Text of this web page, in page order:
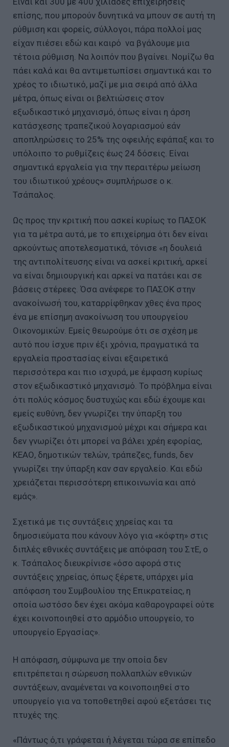
επίσης, που μπορούν δυνητικά να μπουν σε αυτή τη
ρύθμιση και φορείς, σύλλογοι, πάρα πολλοί μας
είχαν πιέσει εδώ και καιρό να βγάλουμε μια
τέτοια ρύθμιση. Να λοιπόν που βγαίνει. Νομίζω θα
πάει καλά και θα αντιμετωπίσει σημαντικά και το
χρέος το ιδιωτικό, μαζί με μια σειρά από άλλα
μέτρα, όπως είναι οι βελτιώσεις στον
εξωδικαστικό μηχανισμό, όπως είναι η άρση
κατάσχεσης τραπεζικού λογαριασμού εάν
αποπληρώσεις το 25% της οφειλής εφάπαξ και το
υπόλοιπο το ρυθμίζεις έως 24 δόσεις. Είναι
σημαντικά εργαλεία για την περαιτέρω μείωση
του ιδιωτικού χρέους» συμπλήρωσε ο κ.
Τσάπαλος.
Ως προς την κριτική που ασκεί κυρίως το ΠΑΣΟΚ
για τα μέτρα αυτά, με το επιχείρημα ότι δεν είναι
αρκούντως αποτελεσματικά, τόνισε «η δουλειά
της αντιπολίτευσης είναι να ασκεί κριτική, αρκεί
να είναι δημιουργική και αρκεί να πατάει και σε
βάσεις στέρεες. Όσα ανέφερε το ΠΑΣΟΚ στην
ανακοίνωσή του, καταρρίφθηκαν χθες ένα προς
ένα με επίσημη ανακοίνωση του υπουργείου
Οικονομικών. Εμείς θεωρούμε ότι σε σχέση με
αυτό που ίσχυε πριν έξι χρόνια, πραγματικά τα
εργαλεία προστασίας είναι εξαιρετικά
περισσότερα και πιο ισχυρά, με έμφαση κυρίως
στον εξωδικαστικό μηχανισμό. Το πρόβλημα είναι
ότι πολύς κόσμος δυστυχώς και εδώ έχουμε και
εμείς ευθύνη, δεν γνωρίζει την ύπαρξη του
εξωδικαστικού μηχανισμού μέχρι και σήμερα και
δεν γνωρίζει ότι μπορεί να βάλει χρέη εφορίας,
ΚΕΑΟ, δημοτικών τελών, τράπεζες, funds, δεν
γνωρίζει την ύπαρξη καν σαν εργαλείο. Και εδώ
χρειάζεται περισσότερη επικοινωνία και από
εμάς».
Σχετικά με τις συντάξεις χηρείας και τα
δημοσιεύματα που κάνουν λόγο για «κόφτη» στις
διπλές εθνικές συντάξεις με απόφαση του ΣτΕ, ο
κ. Τσάπαλος διευκρίνισε «όσο αφορά στις
συντάξεις χηρείας, όπως ξέρετε, υπάρχει μία
απόφαση του Συμβουλίου της Επικρατείας, η
οποία ωστόσο δεν έχει ακόμα καθαρογραφεί ούτε
έχει κοινοποιηθεί στο αρμόδιο υπουργείο, το
υπουργείο Εργασίας».
Η απόφαση, σύμφωνα με την οποία δεν
επιτρέπεται η σώρευση πολλαπλών εθνικών
συντάξεων, αναμένεται να κοινοποιηθεί στο
υπουργείο για να τοποθετηθεί αφού εξετάσει τις
πτυχές της.
«Πάντως ό,τι γράφεται ή λέγεται τώρα σε επίπεδο